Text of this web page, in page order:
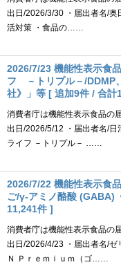
出日/2026/3/30 ・届出者名/奥
活対策 ・食品の……
2026/7/23 機能性表示食
フ －トリプル－/DDMP
社》」等 [ 追加9件 / 合計
消費者庁は機能性表示食品の
出日/2026/5/12 ・届出者名/
ライフ －トリプル－ ……
2026/7/22 機能性表示食
ご/γ-アミノ酪酸 (GABA)
11,241件 ]
消費者庁は機能性表示食品の
出日/2026/4/23 ・届出者名/ゼ
Ｎ Ｐｒｅｍｉｕｍ（ゴ……